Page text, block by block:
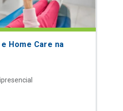
Home Care na